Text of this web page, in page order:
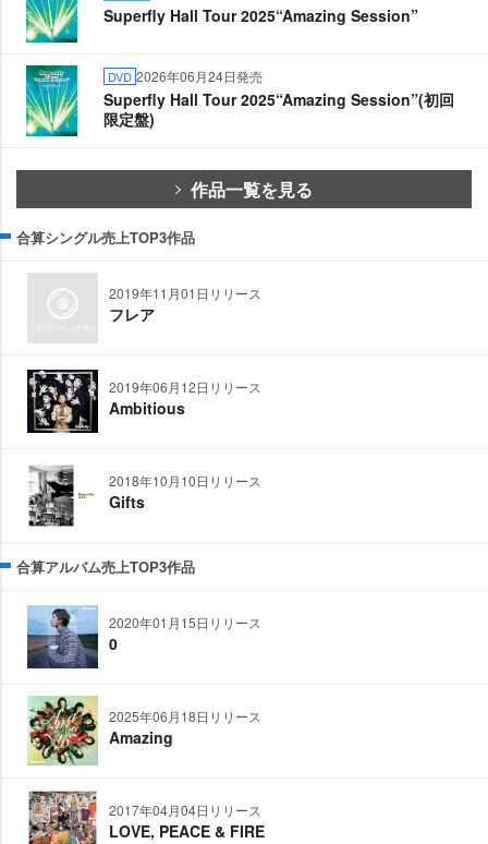
Superfly Hall Tour 2025“Amazing Session”
DVD 2026年06月24日発売
Superfly Hall Tour 2025“Amazing Session”(初回
限定盤)
作品一覧を見る
合算シングル売上TOP3作品
2019年11月01日リリース
フレア
2019年06月12日リリース
Ambitious
2018年10月10日リリース
Gifts
合算アルバム売上TOP3作品
2020年01月15日リリース
0
2025年06月18日リリース
Amazing
2017年04月04日リリース
LOVE, PEACE & FIRE